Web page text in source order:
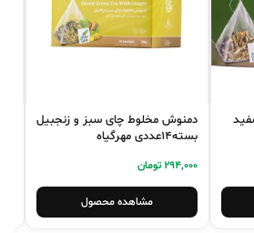
دمنوش مخلوط چای سبز و زنجبیل
بسته14عددی مهرگیاه
294,000 تومان
مشاهده محصول